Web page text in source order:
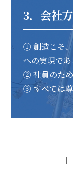
3．会社
① 創造こそ
への実現であ
② 社員のた
③ すべては
｜